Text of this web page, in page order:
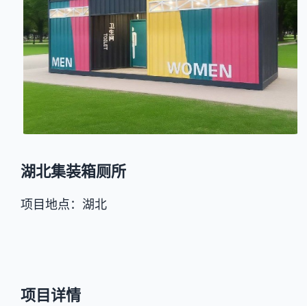
湖北集装箱厕所
项目地点：湖北
项目详情